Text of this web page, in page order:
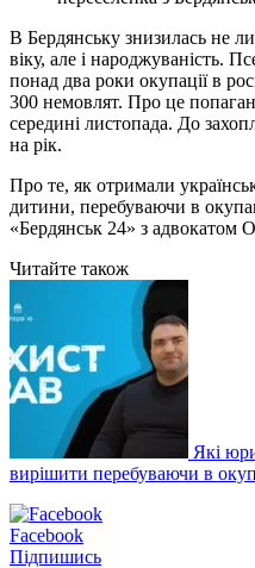
В Бердянську знизилась не
віку, але і народжуваність.
понад два роки окупації в
300 немовлят. Про це
середині листопада. До
на рік.
Про те, як отримали
дитини, перебуваючи в
«Бердянськ 24» з адвокатом
Читайте також
Які
вирішити перебуваючи в
Facebook
Підпишись